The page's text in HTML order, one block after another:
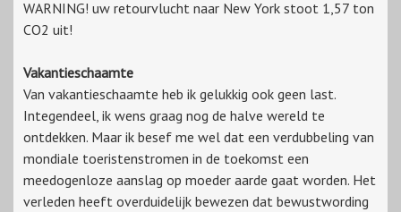
WARNING! uw retourvlucht naar New York stoot 1,57 ton
CO2 uit!
Vakantieschaamte
Van vakantieschaamte heb ik gelukkig ook geen last.
Integendeel, ik wens graag nog de halve wereld te
ontdekken. Maar ik besef me wel dat een verdubbeling van
mondiale toeristenstromen in de toekomst een
meedogenloze aanslag op moeder aarde gaat worden. Het
verleden heeft overduidelijk bewezen dat bewustwording